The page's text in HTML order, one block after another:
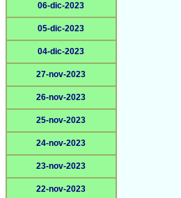
06-dic-2023
05-dic-2023
04-dic-2023
27-nov-2023
26-nov-2023
25-nov-2023
24-nov-2023
23-nov-2023
22-nov-2023